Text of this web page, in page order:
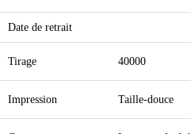
Date de retrait
Tirage 40000
Impression Taille-douce